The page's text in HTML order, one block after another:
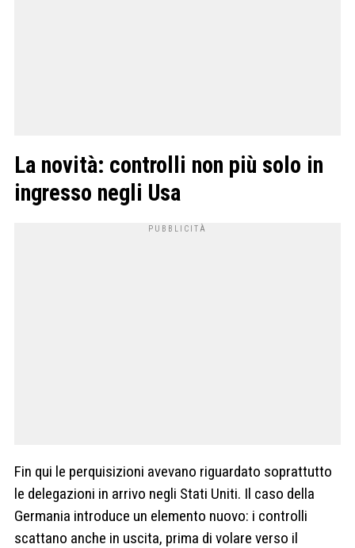
La novità: controlli non più solo in
ingresso negli Usa
Fin qui le perquisizioni avevano riguardato soprattutto
le delegazioni in arrivo negli Stati Uniti. Il caso della
Germania introduce un elemento nuovo: i controlli
scattano anche in uscita, prima di volare verso il